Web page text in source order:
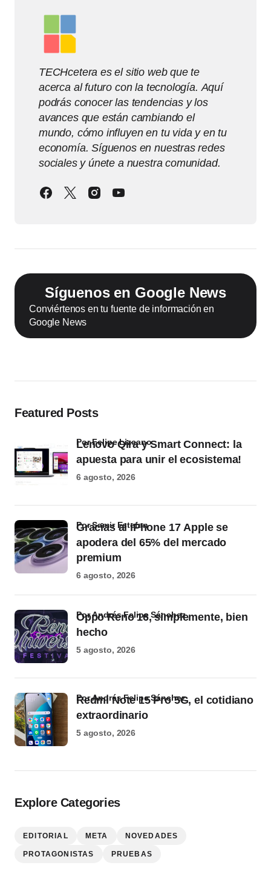
TECHcetera es el sitio web que te
acerca al futuro con la tecnología. Aquí
podrás conocer las tendencias y los
avances que están cambiando el
mundo, cómo influyen en tu vida y en tu
economía. Síguenos en nuestras redes
sociales y únete a nuestra comunidad.
Síguenos en Google News
Conviértenos en tu fuente de información en
Google News
Featured Posts
Lenovo Qira y Smart Connect: la
apuesta para unir el ecosistema!
por Felipe Lizcano
6 agosto, 2026
Gracias al iPhone 17 Apple se
apodera del 65% del mercado
premium
por Samir Estefan
6 agosto, 2026
Oppo Reno 16, simplemente, bien
hecho
por Andrés Felipe Sánchez
5 agosto, 2026
Redmi Note 15 Pro 5G, el cotidiano
extraordinario
por Andrés Felipe Sánchez
5 agosto, 2026
Explore Categories
EDITORIAL META NOVEDADES
PROTAGONISTAS PRUEBAS